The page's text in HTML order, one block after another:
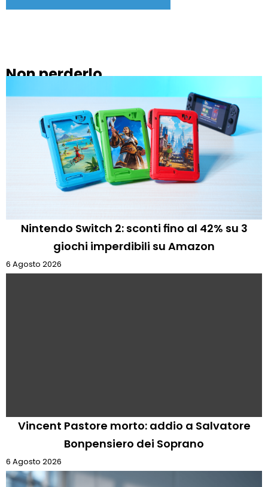
Non perderlo
Nintendo Switch 2: sconti fino al 42% su 3
giochi imperdibili su Amazon
6 Agosto 2026
Vincent Pastore morto: addio a Salvatore
Bonpensiero dei Soprano
6 Agosto 2026